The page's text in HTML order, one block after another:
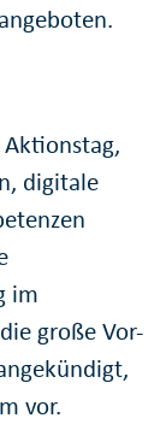
digitale
im
große Vor-
vor.